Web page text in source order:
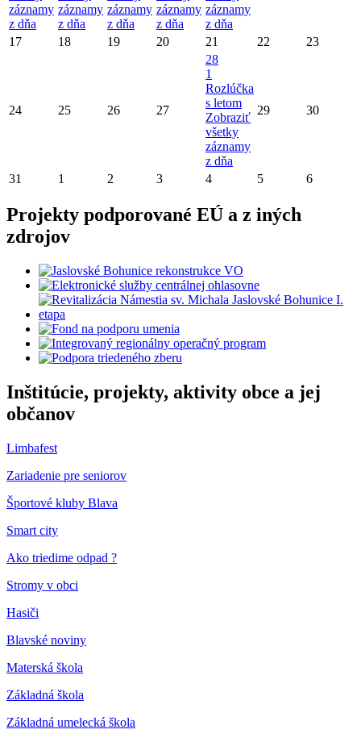
záznamy
z dňa
záznamy
z dňa
záznamy
z dňa
záznamy
z dňa
záznamy
z dňa
17 18 19 20 21 22 23
24 25 26 27
28
1
Rozlúčka
s letom
Zobraziť
všetky
záznamy
z dňa
29 30
31 1 2 3 4 5 6
Projekty podporované EÚ a z iných
zdrojov
Inštitúcie, projekty, aktivity obce a jej
občanov
Limbafest
Zariadenie pre seniorov
Športové kluby Blava
Smart city
Ako triedime odpad ?
Stromy v obci
Hasiči
Blavské noviny
Materská škola
Základná škola
Základná umelecká škola